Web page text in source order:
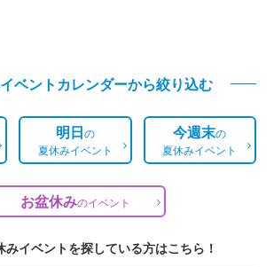
ベントカレンダーから絞り込む
明日の
夏休みイベント
今週末の
夏休みイベント
お盆休みのイベント
イベントを探している方はこちら！